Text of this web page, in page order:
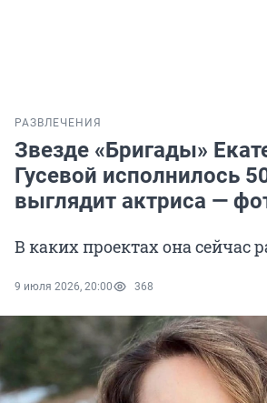
РАЗВЛЕЧЕНИЯ
Звезде «Бригады»
Гусевой исполнилось
выглядит актриса —
В каких проектах она сейчас
9 июля 2026, 20:00 368